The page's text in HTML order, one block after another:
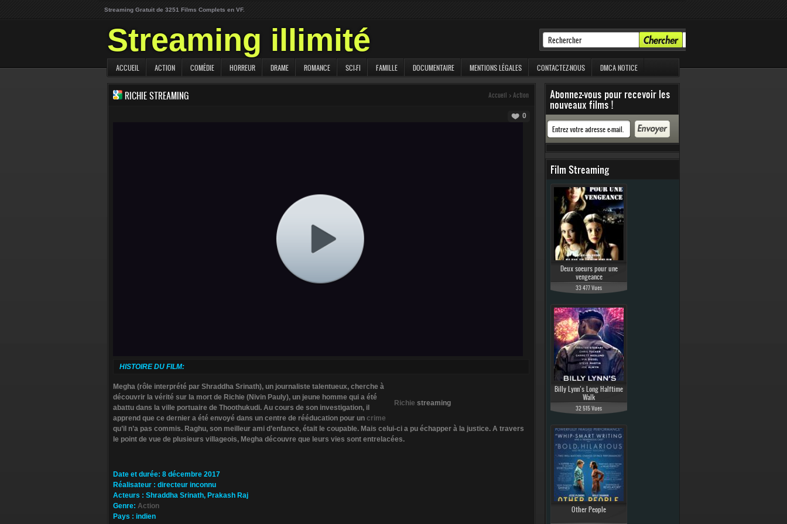
Streaming Gratuit de 3251 Films Complets en VF.
Streaming illimité
ACCUEIL ACTION COMÉDIE HORREUR DRAME ROMANCE SCI-FI FAMILLE DOCUMENTAIRE MENTIONS LÉGALES CONTACTEZ-NOUS DMCA NOTICE
RICHIE STREAMING Accueil > Action
0
HISTOIRE DU FILM:
Richie streaming
Megha (rôle interprété par Shraddha Srinath), un journaliste talentueux, cherche à
découvrir la vérité sur la mort de Richie (Nivin Pauly), un jeune homme qui a été
abattu dans la ville portuaire de Thoothukudi. Au cours de son investigation, il
apprend que ce dernier a été envoyé dans un centre de rééducation pour un crime
qu’il n’a pas commis. Raghu, son meilleur ami d’enfance, était le coupable. Mais celui-ci a pu échapper à la justice. A travers
le point de vue de plusieurs villageois, Megha découvre que leurs vies sont entrelacées.
Da­te et durée: 8 décembre 2017
Ré­alisateur : directeur inconnu
Ac­teurs : Shraddha Srinath, Prakash Raj
Ge­nre: Action
Pa­ys : indien
Abonnez-vous pour recevoir les
nouveaux films !
Film Streaming
Deux soeurs pour une
vengeance
33 477 Vues
Billy Lynn’s Long Halftime
Walk
32 515 Vues
Other People